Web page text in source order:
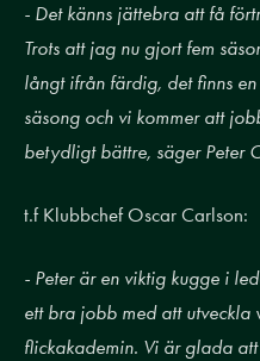
- Det känns jättebra att få
Trots att jag nu gjort fem
långt ifrån färdig, det finns
säsong och vi kommer att
betydligt bättre, säger Peter
t.f Klubbchef Oscar Carlson:
- Peter är en viktig kugge i
ett bra jobb med att
flickakademin. Vi är glada